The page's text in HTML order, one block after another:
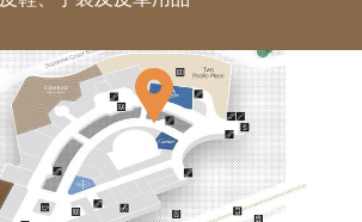
好